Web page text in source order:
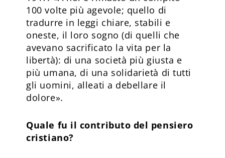
100 volte più agevole; quello di
tradurre in leggi chiare, stabili e
oneste, il loro sogno (di quelli che
avevano sacrificato la vita per la
libertà): di una società più giusta e
più umana, di una solidarietà di tutti
gli uomini, alleati a debellare il
dolore».
Quale fu il contributo del pensiero
cristiano?